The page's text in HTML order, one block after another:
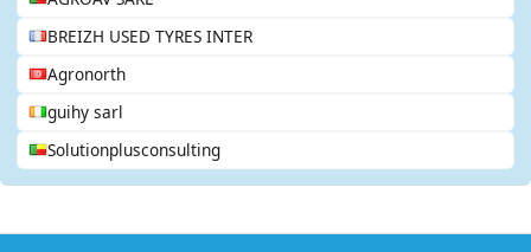
BREIZH USED TYRES INTER
Agronorth
guihy sarl
Solutionplusconsulting